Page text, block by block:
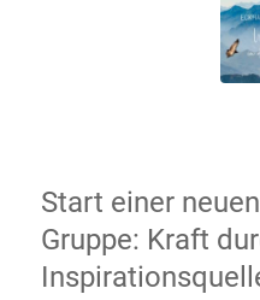
Start einer
Gruppe: Kraft